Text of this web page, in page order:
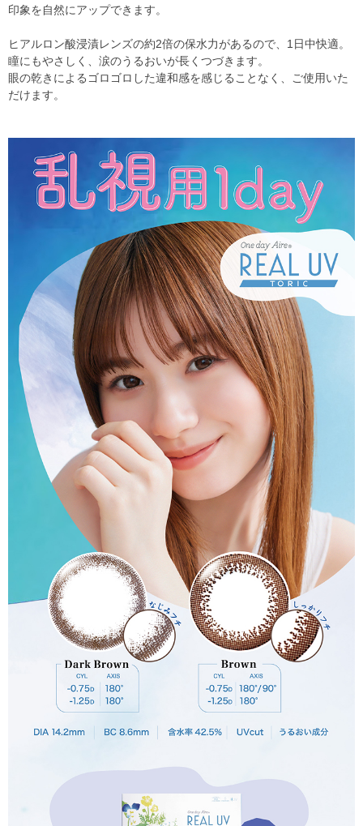
印象を自然にアップできます。
ヒアルロン酸浸漬レンズの約2倍の保水力があるので、1日中快適。
瞳にもやさしく、涙のうるおいが長くつづきます。
眼の乾きによるゴロゴロした違和感を感じることなく、ご使用いた
だけます。